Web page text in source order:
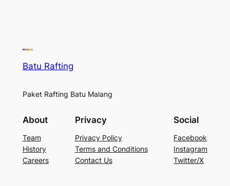
Batu Rafting
Paket Rafting Batu Malang
About
Team
History
Careers
Privacy
Privacy Policy
Terms and Conditions
Contact Us
Social
Facebook
Instagram
Twitter/X